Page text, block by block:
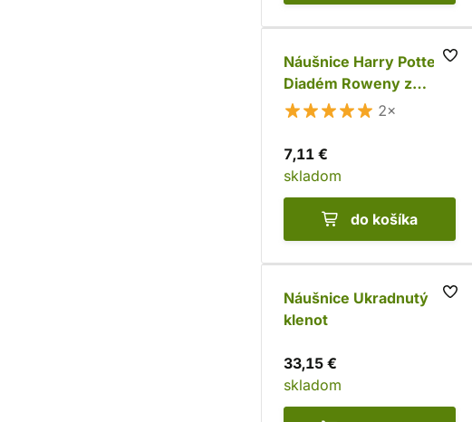
Náušnice Harry Potter -
Diadém Roweny z
Bystrohlavu 2×
7,11 €
skladom
do košíka
Náušnice Ukradnutý
klenot
33,15 €
skladom